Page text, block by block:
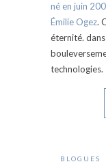
né en juin
Émilie Ogez.
éternité.
technologies.
BLOGUES